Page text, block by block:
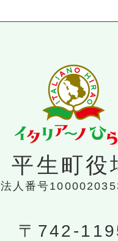
平生町役
法人番号
〒742-